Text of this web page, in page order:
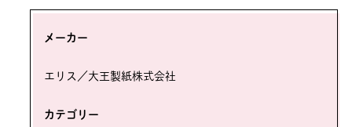
メーカー
エリス／大王製紙株式会社
カテゴリー